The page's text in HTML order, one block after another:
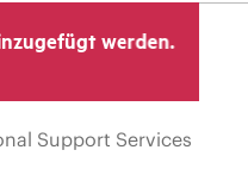
werden.
Support Services